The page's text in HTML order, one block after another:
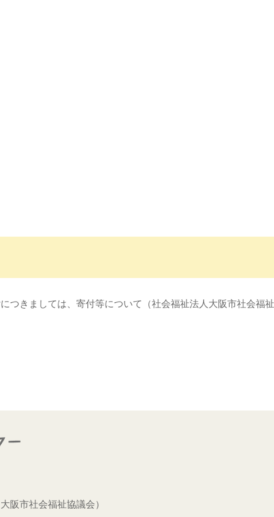
つきましては、寄付等について（社会福祉法人大阪市社会福
阪市社会福祉協議会）